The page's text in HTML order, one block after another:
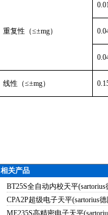
重复性（≤±mg）
线性（≤±mg）
相关产品
BT25S全自动内校天平(sartorius
CPA2P超级电子天平(sartorius
ME235S高精密电子天平